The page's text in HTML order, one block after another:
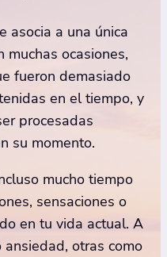
asocia a una única
muchas ocasiones,
fueron demasiado
en el tiempo, y
procesadas
su momento.
mucho tiempo
sensaciones o
en tu vida actual. A
otras como